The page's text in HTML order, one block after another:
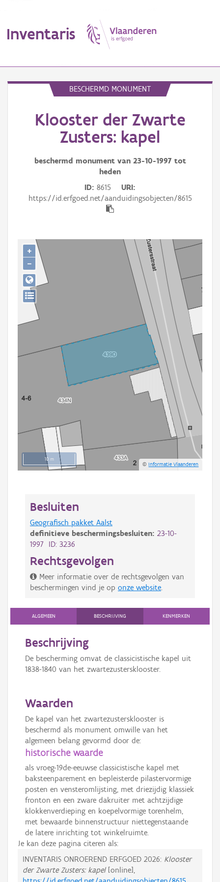
Inventaris
Erfgoedobject
Aanduidingsobject
Waarneming
Gebeurtenis
Downloads
Hergebruik
Aanmelden
BESCHERMD MONUMENT
Klooster der Zwarte
Zusters: kapel
beschermd monument van 23-10-1997tot
heden
ID 8615
URI
https://id.erfgoed.net/aanduidingsobjecten/8615
10 m
©Informatie Vlaanderen
+
−
Besluiten
Geografisch pakket Aalst
definitieve beschermingsbesluiten: 23-10-
1997 ID: 3236
Rechtsgevolgen
Meer informatie over de rechtsgevolgen van
beschermingen vind je op onze website.
ALGEMEEN BESCHRIJVING KENMERKEN
Beschrijving
De bescherming omvat de classicistische kapel uit
1838-1840 van het zwartezustersklooster.
Waarden
De kapel van het zwartezustersklooster is
beschermd als monument omwille van het
algemeen belang gevormd door de:
historische waarde
als vroeg-19de-eeuwse classicistische kapel met
baksteenparement en bepleisterde pilastervormige
posten en vensteromlijsting, met driezijdig klassiek
fronton en een zware dakruiter met achtzijdige
klokkenverdieping en koepelvormige torenhelm,
met bewaarde binnenstructuur niettegenstaande
de latere inrichting tot winkelruimte.
Je kan deze pagina citeren als:
INVENTARIS ONROEREND ERFGOED 2026: Klooster
der Zwarte Zusters: kapel[online],